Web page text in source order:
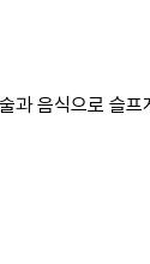
음식으로 슬